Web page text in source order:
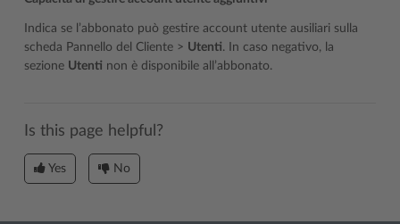
Indica se l’abbonato può gestire account utente ausiliari sulla
scheda Pannello del Cliente > Utenti. In caso negativo, la
sezione Utenti non è disponibile all’abbonato.
Is this page helpful?
Yes No